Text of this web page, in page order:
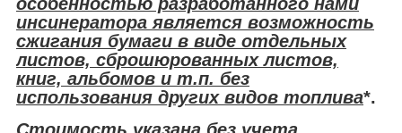
инсинератора является возможность
сжигания бумаги в виде отдельных
листов, сброшюрованных листов,
книг, альбомов и т.п. без
использования других видов топлива*.